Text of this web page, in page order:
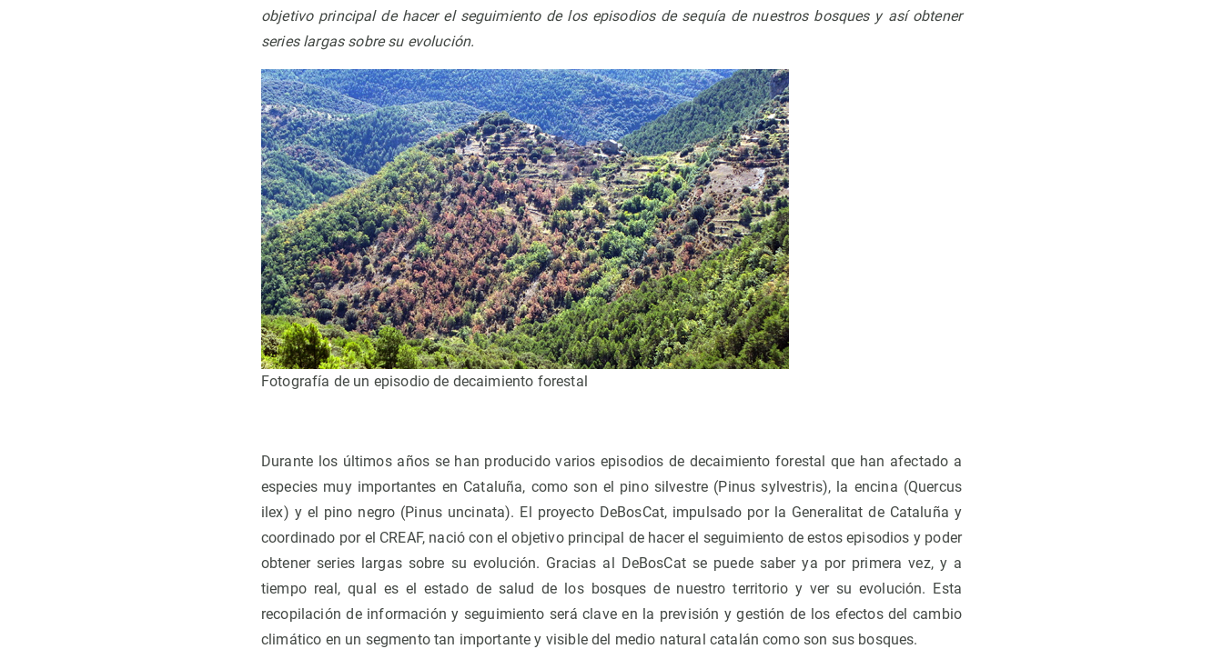
objetivo principal de hacer el seguimiento de los episodios de sequía de nuestros bosques y así obtener
series largas sobre su evolución.
Fotografía de un episodio de decaimiento forestal
Durante los últimos años se han producido varios episodios de decaimiento forestal que han afectado a
especies muy importantes en Cataluña, como son el pino silvestre (Pinus sylvestris), la encina (Quercus
ilex) y el pino negro (Pinus uncinata). El proyecto DeBosCat, impulsado por la Generalitat de Cataluña y
coordinado por el CREAF, nació con el objetivo principal de hacer el seguimiento de estos episodios y poder
obtener series largas sobre su evolución. Gracias al DeBosCat se puede saber ya por primera vez, y a
tiempo real, qual es el estado de salud de los bosques de nuestro territorio y ver su evolución. Esta
recopilación de información y seguimiento será clave en la previsión y gestión de los efectos del cambio
climático en un segmento tan importante y visible del medio natural catalán como son sus bosques.